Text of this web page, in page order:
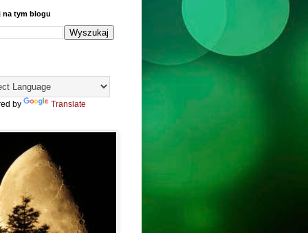
na tym blogu
by Translate